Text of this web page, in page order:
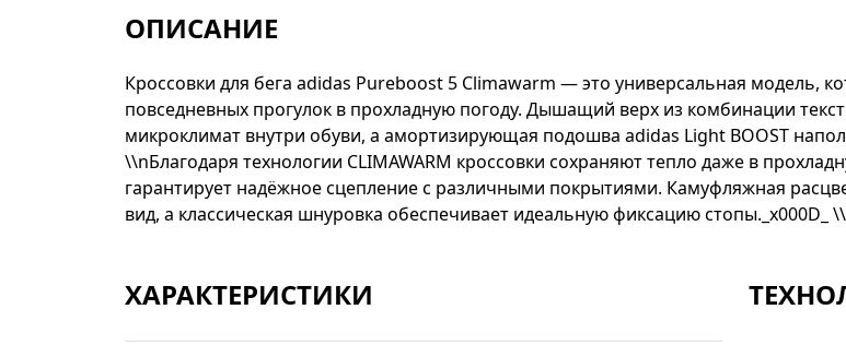
ОПИСАНИЕ
Кроссовки для бега adidas Pureboost 5 Climawarm — это универсальная модель,
повседневных прогулок в прохладную погоду. Дышащий верх из комбинации
микроклимат внутри обуви, а амортизирующая подошва adidas Light BOOST
\\nБлагодаря технологии CLIMAWARM кроссовки сохраняют тепло даже в
гарантирует надёжное сцепление с различными покрытиями. Камуфляжная
вид, а классическая шнуровка обеспечивает идеальную фиксацию стопы._x000D_
ХАРАКТЕРИСТИКИ